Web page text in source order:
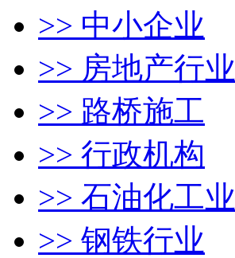
>> 中小企业
>> 房地产行业
>> 路桥施工
>> 行政机构
>> 石油化工业
>> 钢铁行业